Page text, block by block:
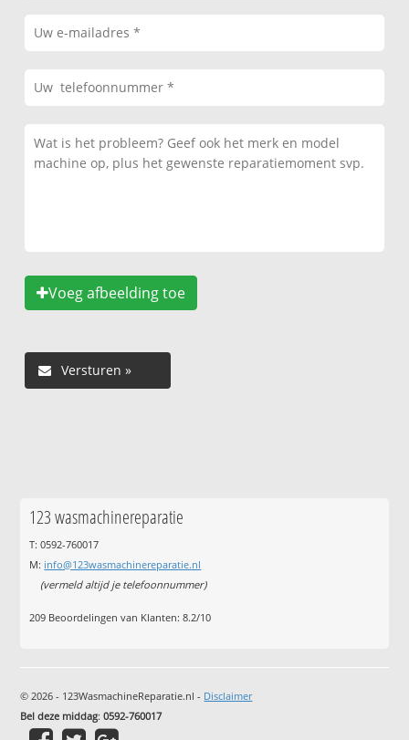
Voeg afbeelding toe
123 wasmachinereparatie
T: 0592-760017
M: info@123wasmachinereparatie.nl
(vermeld altijd je telefoonnummer)
209 Beoordelingen van Klanten:8.2/10
© 2026 - 123WasmachineReparatie.nl - Disclaimer
Bel deze middag:0592-760017